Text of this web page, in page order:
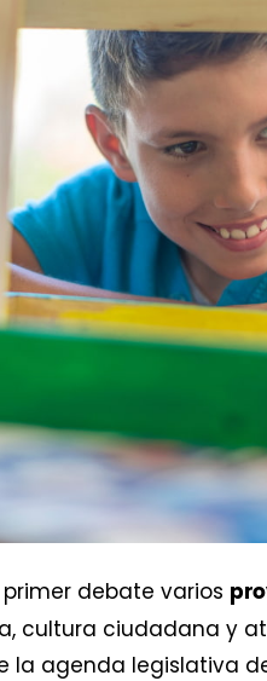
debate varios
cultura ciudadana y
la agenda legislativa